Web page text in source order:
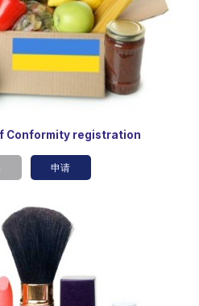
Conformity registration
申请